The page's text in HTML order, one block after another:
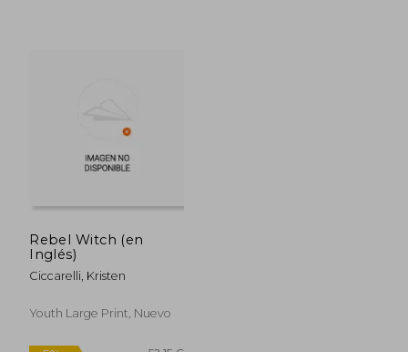
5%
dcto.
Rebel Witch (en
Inglés)
Ciccarelli, Kristen
Youth Large Print, Nuevo